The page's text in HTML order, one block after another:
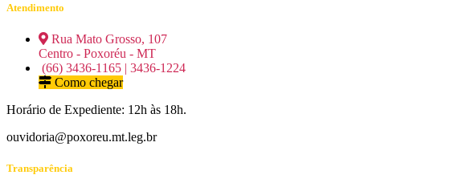
Atendimento
Rua Mato Grosso, 107
Centro - Poxoréu - MT
(66) 3436-1165 | 3436-1224
Como chegar
Horário de Expediente: 12h às 18h.
ouvidoria@poxoreu.mt.leg.br
Transparência